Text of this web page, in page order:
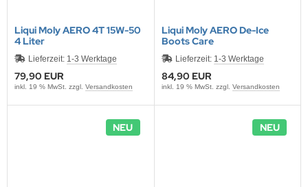
Liqui Moly AERO 4T 15W-50
4 Liter
Lieferzeit: 1-3 Werktage
79,90 EUR
inkl. 19 % MwSt. zzgl. Versandkosten
Liqui Moly AERO De-Ice
Boots Care
Lieferzeit: 1-3 Werktage
84,90 EUR
inkl. 19 % MwSt. zzgl. Versandkosten
NEU NEU